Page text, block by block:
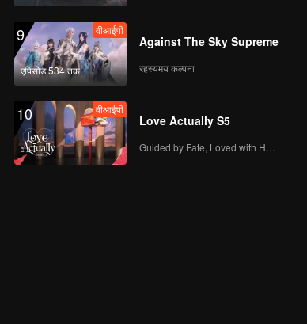
9
एपिसोड 534 तक
वीआईपी
Against The Sky Supreme
रहस्यमय कल्पना
10 वीआईपी
Love Actually S5